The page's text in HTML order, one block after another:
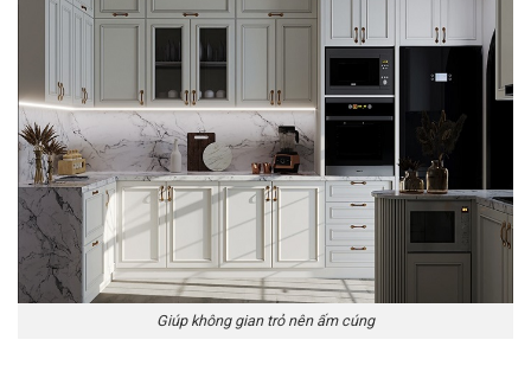
Giúp không gian trỏ nên ấm cúng